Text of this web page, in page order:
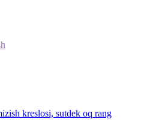
kreslosi, sutdek oq rang